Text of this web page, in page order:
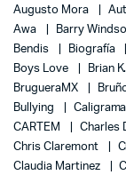
Augusto Mora
Awa
Barry
Bendis
Biografía
Boys Love
Brian
BrugueraMX
Bullying
Caligrama
CARTEM
Charles
Chris Claremont
Claudia Martinez